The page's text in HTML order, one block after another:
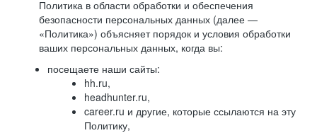
Политика в области обработки и обеспечения
безопасности персональных данных (далее —
«Политика») объясняет порядок и условия обработки
ваших персональных данных, когда вы:
посещаете наши сайты:
hh.ru,
headhunter.ru,
career.ru и другие, которые ссылаются на эту
Политику,